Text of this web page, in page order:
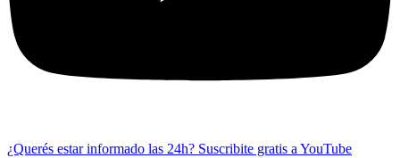
¿Querés estar informado las 24h? Suscribite gratis a YouTube